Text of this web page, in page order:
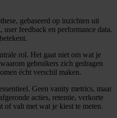
gebaseerd op inzichten uit
feedback en performance data.
rol. Het gaat niet om wat je
gebruikers zich gedragen
écht verschil maken.
Geen vanity metrics, maar
acties, retentie, verkorte
of valt met wat je kiest te meten.